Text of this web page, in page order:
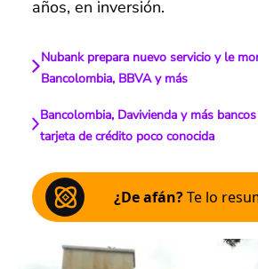
años, en inversión.
Nubank prepara nuevo servicio y le
Bancolombia, BBVA y más
Bancolombia, Davivienda y más
tarjeta de crédito poco conocida
¿De afán?Te lo